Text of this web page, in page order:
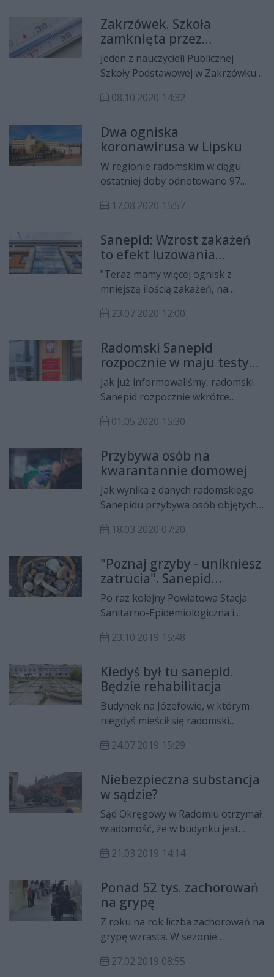
Zakrzówek. Szkoła
zamknięta przez
koronawirusa
Jeden z nauczycieli Publicznej
Szkoły Podstawowej w Zakrzówku
zakażony koronawirusem.
zamknięto.
08.10.2020 14:32
Dwa ogniska
koronawirusa w Lipsku
W regionie radomskim w ciągu
ostatniej doby odnotowano 97
koronawirusem, w tym aż 82 w
przypadków odnotowano w
Radomiu i powiecie radomskim i
trzy w powiecie szydłowieckim.
17.08.2020 15:57
Sanepid: Wzrost zakażeń
to efekt luzowania
obostrzeń i
nieprzestrzegania
restrykcji
"Teraz mamy więcej ognisk z
mniejszą ilością zakażeń, na
- mówi Małgorzata Gregorczyk,
23.07.2020 12:00
Radomski Sanepid
rozpocznie w maju testy
na koronawirusa
Jak już informowaliśmy, radomski
Sanepid rozpocznie wkrótce
koronawirusa. Pieniądze na zakup
Giełda Papierów Wartościowych.
Urządzenia już dotarły do Radomia.
01.05.2020 15:30
Przybywa osób na
kwarantannie domowej
Jak wynika z danych radomskiego
Sanepidu przybywa osób objętych
doby (16-17 marca) w Radomiu i
kwarantanną zostało kolejnych 78
osób.
18.03.2020 07:20
"Poznaj grzyby - unikniesz
zatrucia". Sanepid
zaprasza na wystawę
Po raz kolejny Powiatowa Stacja
Sanitarno-Epidemiologiczna i
Państwowych zapraszają na
zatrucia".
23.10.2019 15:48
Kiedyś był tu sanepid.
Będzie rehabilitacja
Budynek na Józefowie, w którym
niegdyś mieścił się radomski
Mazowieckiego Szpitala
nieużywany i niszczeje, ale ma się
to zmienić. Nieruchomość będzie
zaadaptowana na Oddział
Rehabilitacji Wczesnodziecięcej.
24.07.2019 15:29
Niebezpieczna substancja
w sądzie?
Sąd Okręgowy w Radomiu otrzymał
wiadomość, że w budynku jest
niezidentyfikowaną substancją. Na
tym sanepid.
21.03.2019 14:14
Ponad 52 tys. zachorowań
na grypę
Z roku na rok liczba zachorowań na
grypę wzrasta. W sezonie
powiecie radomskim na grypę
27.02.2019 08:55